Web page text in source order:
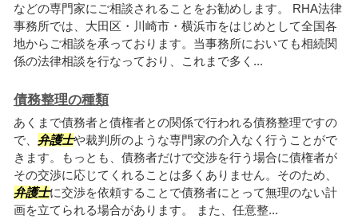
などの専門家にご相談されることをお勧めします。 RHA法律
事務所では、大田区・川崎市・横浜市をはじめとして全国各
地からご相談を承っております。当事務所においても相続関
係の法律相談を行なっており、これまで多く...
債務整理の種類
あくまで債務者と債権者との関係で行われる債務整理ですの
で、 弁護士や裁判所のような専門家の介入なく行うことがで
きます。もっとも、債務者だけで交渉を行う場合に債権者が
その交渉に応じてくれることは多くありません。そのため、
弁護士に交渉を依頼することで債務者にとって無理のない計
画を立てられる場合があります。 また、任意整...